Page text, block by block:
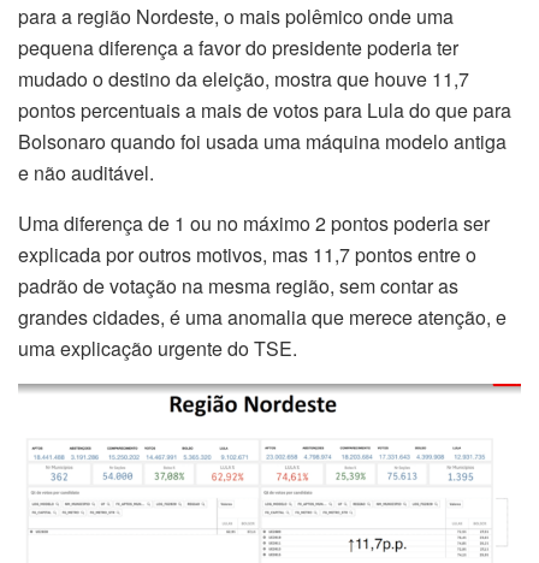
para a região Nordeste, o mais polêmico onde uma
pequena diferença a favor do presidente poderia ter
mudado o destino da eleição, mostra que houve 11,7
pontos percentuais a mais de votos para Lula do que para
Bolsonaro quando foi usada uma máquina modelo antiga
e não auditável.
Uma diferença de 1 ou no máximo 2 pontos poderia ser
explicada por outros motivos, mas 11,7 pontos entre o
padrão de votação na mesma região, sem contar as
grandes cidades, é uma anomalia que merece atenção, e
uma explicação urgente do TSE.